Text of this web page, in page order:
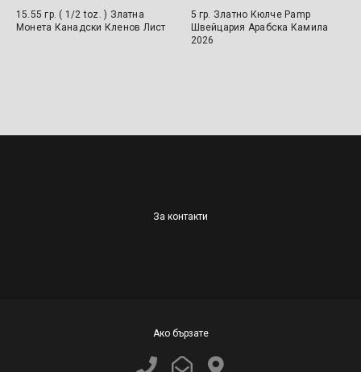
15.55 гр. ( 1/2 toz. ) Златна
Монета Канадски Кленов Лист
5 гр. Златно Кюлче Pamp
Швейцария Арабска Камила
2026
За контакти
Ако бързате